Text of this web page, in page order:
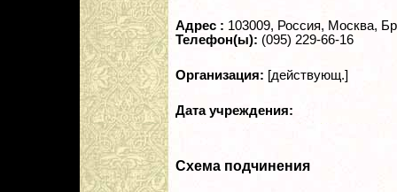
Адрес : 103009, Россия, Москва,
Телефон(ы): (095) 229-66-16
Организация: [действующ.]
Дата учреждения:
Схема подчинения